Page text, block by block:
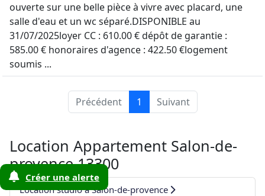
ouverte sur une belle pièce à vivre avec placard, une
salle d'eau et un wc séparé.DISPONIBLE au
31/07/2025loyer CC : 610.00 € dépôt de garantie :
585.00 € honoraires d'agence : 422.50 €logement
soumis ...
Précédent 1 Suivant
Location Appartement Salon-de-
provence 13300
Location studio à Salon-de-provence
Créer une alerte